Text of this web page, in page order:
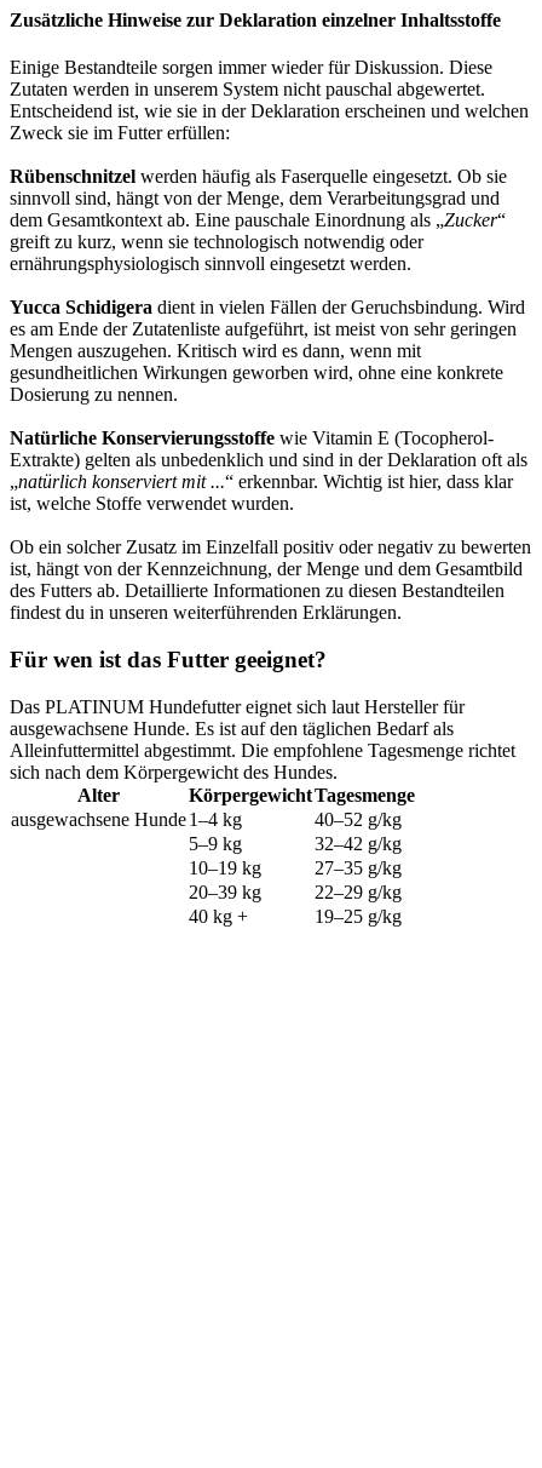
Zusätzliche Hinweise zur Deklaration einzelner Inhaltsstoffe
Einige Bestandteile sorgen immer wieder für Diskussion. Diese
Zutaten werden in unserem System nicht pauschal abgewertet.
Entscheidend ist, wie sie in der Deklaration erscheinen und welchen
Zweck sie im Futter erfüllen:
Rübenschnitzel werden häufig als Faserquelle eingesetzt. Ob sie
sinnvoll sind, hängt von der Menge, dem Verarbeitungsgrad und
dem Gesamtkontext ab. Eine pauschale Einordnung als „Zucker“
greift zu kurz, wenn sie technologisch notwendig oder
ernährungsphysiologisch sinnvoll eingesetzt werden.
Yucca Schidigera dient in vielen Fällen der Geruchsbindung. Wird
es am Ende der Zutatenliste aufgeführt, ist meist von sehr geringen
Mengen auszugehen. Kritisch wird es dann, wenn mit
gesundheitlichen Wirkungen geworben wird, ohne eine konkrete
Dosierung zu nennen.
Natürliche Konservierungsstoffe wie Vitamin E (Tocopherol-
Extrakte) gelten als unbedenklich und sind in der Deklaration oft als
„natürlich konserviert mit ...“ erkennbar. Wichtig ist hier, dass klar
ist, welche Stoffe verwendet wurden.
Ob ein solcher Zusatz im Einzelfall positiv oder negativ zu bewerten
ist, hängt von der Kennzeichnung, der Menge und dem Gesamtbild
des Futters ab. Detaillierte Informationen zu diesen Bestandteilen
findest du in unseren weiterführenden Erklärungen.
Für wen ist das Futter geeignet?
Das PLATINUM Hundefutter eignet sich laut Hersteller für
ausgewachsene Hunde. Es ist auf den täglichen Bedarf als
Alleinfuttermittel abgestimmt. Die empfohlene Tagesmenge richtet
sich nach dem Körpergewicht des Hundes.
Alter
KörpergewichtTagesmenge
ausgewachsene Hunde1–4 kg
40–52 g/kg
5–9 kg
32–42 g/kg
10–19 kg
27–35 g/kg
20–39 kg
22–29 g/kg
40 kg +
19–25 g/kg